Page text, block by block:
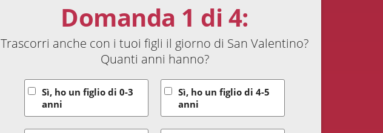
Domanda 1 di 4:
Trascorri anche con i tuoi figli il giorno di San Valentino?
Quanti anni hanno?
Sì, ho un figlio di 0-3
anni
Sì, ho un figlio di 4-5
anni